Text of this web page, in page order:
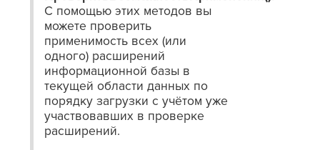
С помощью этих методов вы
можете проверить
применимость всех (или
одного) расширений
информационной базы в
текущей области данных по
порядку загрузки с учётом уже
участвовавших в проверке
расширений.